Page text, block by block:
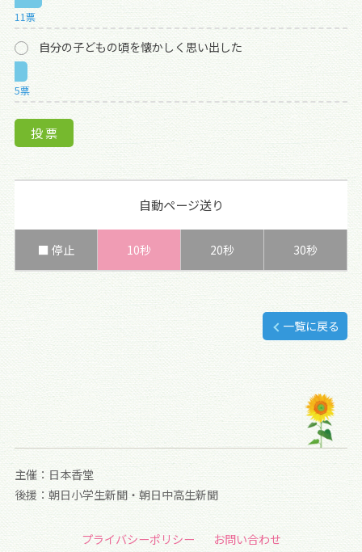
11票
自分の子どもの頃を懐かしく思い出した
5票
自動ページ送り
■ 停止 10秒 20秒 30秒
一覧に戻る
主催：日本香堂
後援：朝日小学生新聞・朝日中高生新聞
プライバシーポリシー お問い合わせ